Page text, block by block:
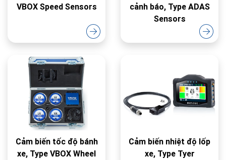
VBOX Speed Sensors
cảnh báo, Type ADAS
Sensors
Cảm biến tốc độ bánh
xe, Type VBOX Wheel
Cảm biến nhiệt độ lốp
xe, Type Tyer